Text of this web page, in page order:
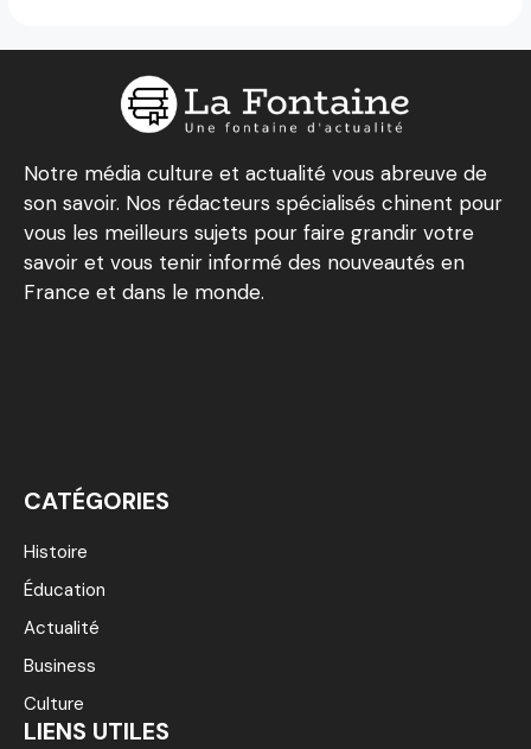
Notre média culture et actualité vous abreuve de
son savoir. Nos rédacteurs spécialisés chinent pour
vous les meilleurs sujets pour faire grandir votre
savoir et vous tenir informé des nouveautés en
France et dans le monde.
CATÉGORIES
Histoire
Éducation
Actualité
Business
Culture
LIENS UTILES